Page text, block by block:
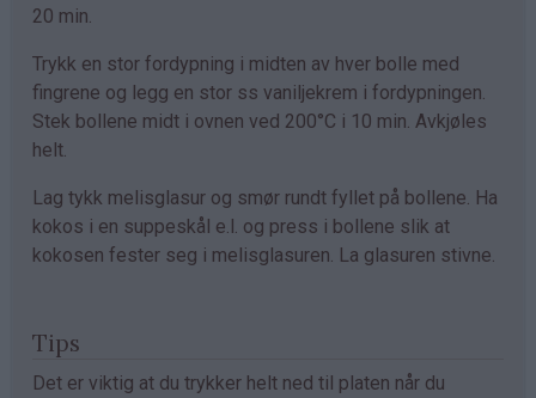
20 min.
Trykk en stor fordypning i midten av hver bolle med
fingrene og legg en stor ss vaniljekrem i fordypningen.
Stek bollene midt i ovnen ved 200°C i 10 min. Avkjøles
helt.
Lag tykk melisglasur og smør rundt fyllet på bollene. Ha
kokos i en suppeskål e.l. og press i bollene slik at
kokosen fester seg i melisglasuren. La glasuren stivne.
Tips
Det er viktig at du trykker helt ned til platen når du